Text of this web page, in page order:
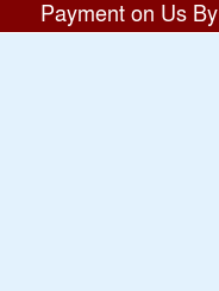
Payment on Us By